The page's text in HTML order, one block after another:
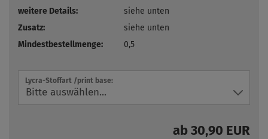
weitere Details:
siehe unten
Zusatz:
siehe unten
Mindestbestellmenge:
0,5
Lycra-Stoffart /print base:
ab 30,90 EUR